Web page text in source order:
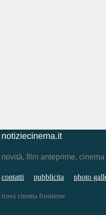
notiziecinema.it
novità, film anteprime,
contatti pubblicita photo
trova cinema frosinone